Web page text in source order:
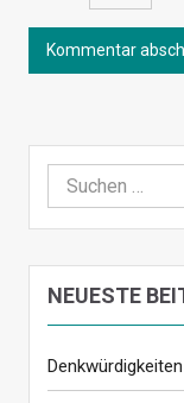
Suchen
nach:
NEUESTE